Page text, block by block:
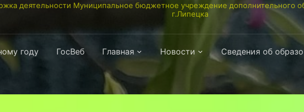
деятельности Муниципальное бюджетное учреждение дополнительного
г.Липецка
году ГосВеб Главная Новости Сведения об